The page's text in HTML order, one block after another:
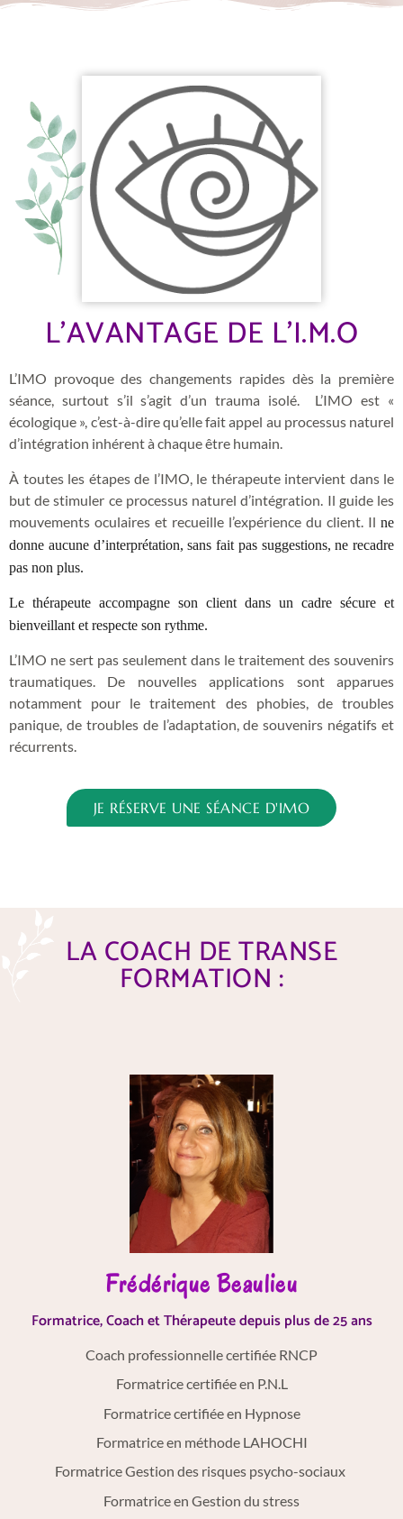
L’AVANTAGE DE L'I.M.O
L’IMO provoque des changements rapides dès la première
séance, surtout s’il s’agit d’un trauma isolé. L’IMO est «
écologique », c’est-à-dire qu’elle fait appel au processus naturel
d’intégration inhérent à chaque être humain.
À toutes les étapes de l’IMO, le thérapeute intervient dans le
but de stimuler ce processus naturel d’intégration. Il guide les
mouvements oculaires et recueille l’expérience du client. Il ne
donne aucune d’interprétation, sans fait pas suggestions, ne recadre
pas non plus.
Le thérapeute accompagne son client dans un cadre sécure et
bienveillant et respecte son rythme.
L’IMO ne sert pas seulement dans le traitement des souvenirs
traumatiques. De nouvelles applications sont apparues
notamment pour le traitement des phobies, de troubles
panique, de troubles de l’adaptation, de souvenirs négatifs et
récurrents.
JE RÉSERVE UNE SÉANCE D'IMO
LA COACH DE TRANSE
FORMATION :
Frédérique Beaulieu
Formatrice, Coach et Thérapeute depuis plus de 25 ans
Coach professionnelle certifiée RNCP
Formatrice certifiée en P.N.L
Formatrice certifiée en Hypnose
Formatrice en méthode LAHOCHI
Formatrice Gestion des risques psycho-sociaux
Formatrice en Gestion du stress